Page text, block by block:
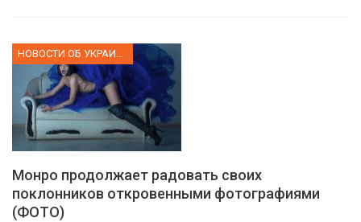
Монро продолжает радовать своих
поклонников откровенными фотографиями
(ФОТО)